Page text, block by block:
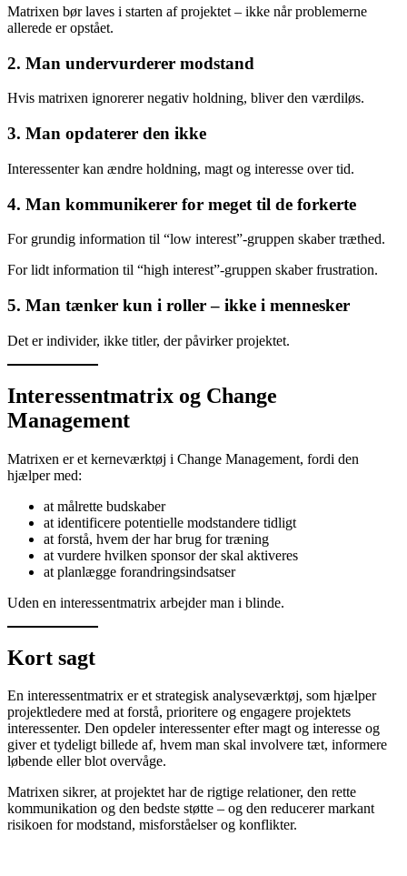
Matrixen bør laves i starten af projektet – ikke når problemerne
allerede er opstået.
2. Man undervurderer modstand
Hvis matrixen ignorerer negativ holdning, bliver den værdiløs.
3. Man opdaterer den ikke
Interessenter kan ændre holdning, magt og interesse over tid.
4. Man kommunikerer for meget til de forkerte
For grundig information til “low interest”-gruppen skaber træthed.
For lidt information til “high interest”-gruppen skaber frustration.
5. Man tænker kun i roller – ikke i mennesker
Det er individer, ikke titler, der påvirker projektet.
Interessentmatrix og Change
Management
Matrixen er et kerneværktøj i Change Management, fordi den
hjælper med:
at målrette budskaber
at identificere potentielle modstandere tidligt
at forstå, hvem der har brug for træning
at vurdere hvilken sponsor der skal aktiveres
at planlægge forandringsindsatser
Uden en interessentmatrix arbejder man i blinde.
Kort sagt
En interessentmatrix er et strategisk analyseværktøj, som hjælper
projektledere med at forstå, prioritere og engagere projektets
interessenter. Den opdeler interessenter efter magt og interesse og
giver et tydeligt billede af, hvem man skal involvere tæt, informere
løbende eller blot overvåge.
Matrixen sikrer, at projektet har de rigtige relationer, den rette
kommunikation og den bedste støtte – og den reducerer markant
risikoen for modstand, misforståelser og konflikter.